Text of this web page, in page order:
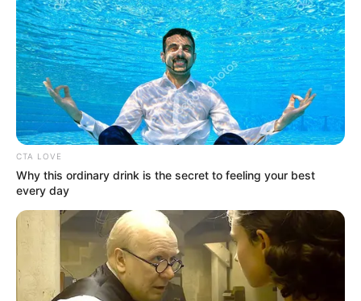
CTA LOVE
Why this ordinary drink is the secret to feeling your best
every day